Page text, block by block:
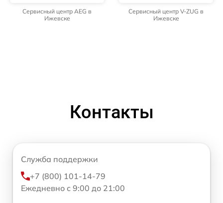
Сервисный центр AEG в
Ижевске
Сервисный центр V-ZUG в
Ижевске
Контакты
Служба поддержки
+7 (800) 101-14-79
Ежедневно с 9:00 до 21:00